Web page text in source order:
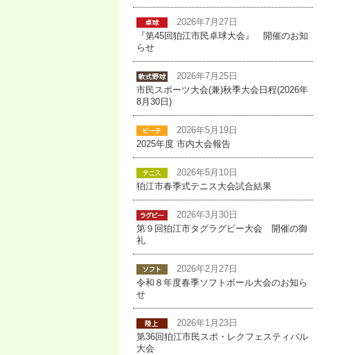
2026年7月27日
『第45回狛江市民卓球大会』 開催のお知
らせ
2026年7月25日
市民スポーツ大会(兼)秋季大会日程(2026年
8月30日)
2026年5月19日
2025年度 市内大会報告
2026年5月10日
狛江市春季式テニス大会試合結果
2026年3月30日
第９回狛江市タグラグビー大会 開催の御
礼
2026年2月27日
令和８年度春季ソフトボール大会のお知ら
せ
2026年1月23日
第36回狛江市民スポ・レクフェスティバル
大会